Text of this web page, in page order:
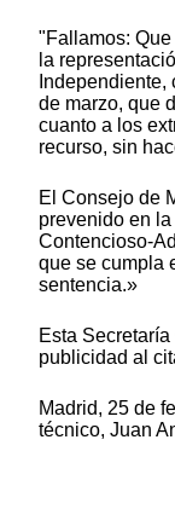
"Fallamos:
la
de marzo, que
cuanto a los
recurso, sin
El Consejo de
prevenido en
Contencioso-
que se cumpla
sentencia.»
Esta
publicidad al
Madrid, 25 de
técnico, Juan